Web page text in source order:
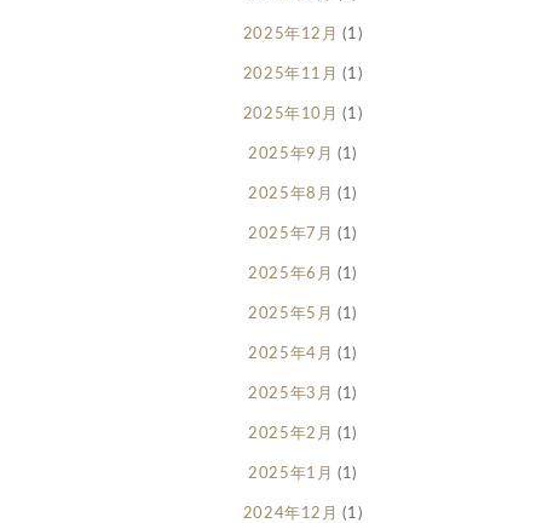
2025年12月 (1)
2025年11月 (1)
2025年10月 (1)
2025年9月 (1)
2025年8月 (1)
2025年7月 (1)
2025年6月 (1)
2025年5月 (1)
2025年4月 (1)
2025年3月 (1)
2025年2月 (1)
2025年1月 (1)
2024年12月 (1)